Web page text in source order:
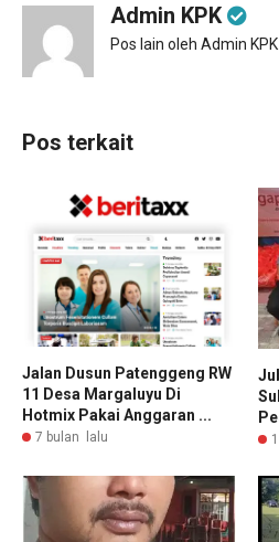
Admin KPK
Pos lain oleh Admin KPK
Pos terkait
Jalan Dusun Patenggeng RW
11 Desa Margaluyu Di
Hotmix Pakai Anggaran ...
7 bulan lalu